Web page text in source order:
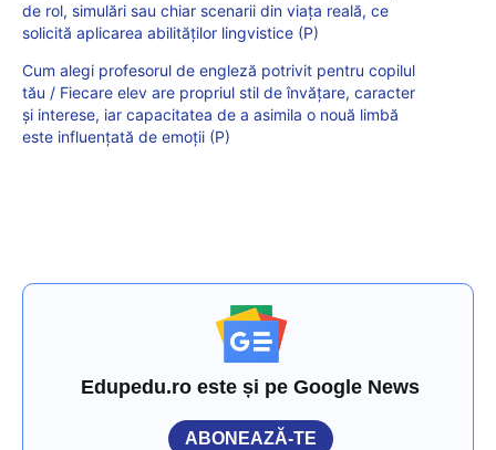
de rol, simulări sau chiar scenarii din viața reală, ce
solicită aplicarea abilităților lingvistice (P)
Cum alegi profesorul de engleză potrivit pentru copilul
tău / Fiecare elev are propriul stil de învățare, caracter
și interese, iar capacitatea de a asimila o nouă limbă
este influențată de emoții (P)
Edupedu.ro este și pe Google News
ABONEAZĂ-TE